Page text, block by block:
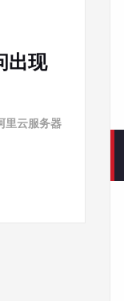
出现
里云服务器